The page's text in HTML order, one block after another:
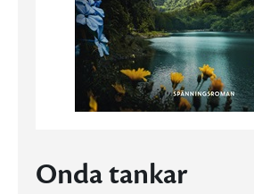
Onda tankar